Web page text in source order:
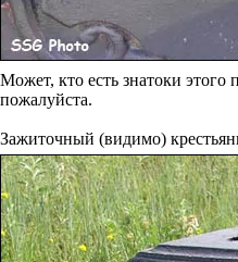
Может, кто есть знатоки этого
пожалуйста.
Зажиточный (видимо)